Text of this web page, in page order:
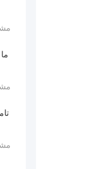
——
——
——